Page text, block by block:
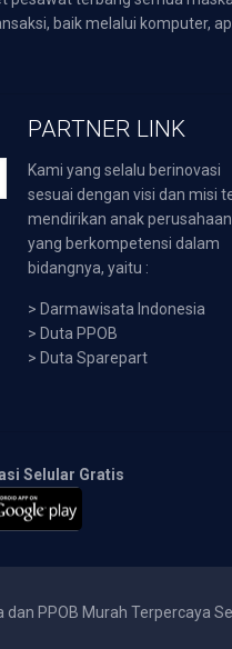
baik melalui komputer,
PARTNER LINK
Kami yang selalu berinovasi
sesuai dengan visi dan misi
mendirikan anak perusahaan
yang berkompetensi dalam
bidangnya, yaitu :
> Darmawisata Indonesia
> Duta PPOB
> Duta Sparepart
Selular Gratis
PPOB Murah Terpercaya